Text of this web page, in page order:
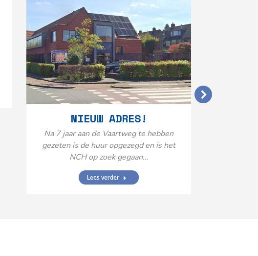
NIEUW ADRES!
Na 7 jaar aan de Vaartweg te hebben
gezeten is de huur opgezegd en is het
NCH op zoek gegaan…
Lees verder